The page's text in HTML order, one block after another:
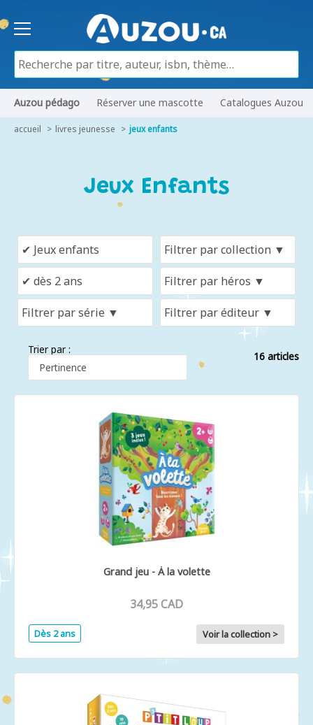
Auzou pédago Réserver une mascotte Catalogues Auzou
accueil livres jeunesse jeux enfants
Jeux Enfants
Trier par :
16 articles
Grand jeu - À la volette
34,95 CAD
Dès 2 ans Voir la collection >